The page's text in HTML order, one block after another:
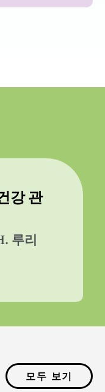
강 관
루리
모두 보기